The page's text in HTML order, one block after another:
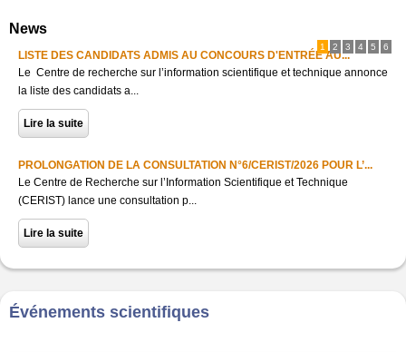
News
1 2 3 4 5 6
LISTE DES CANDIDATS ADMIS AU CONCOURS D'ENTRÉE AU...
Le Centre de recherche sur l’information scientifique et technique annonce
la liste des candidats a...
Lire la suite
PROLONGATION DE LA CONSULTATION N°6/CERIST/2026 POUR L’...
Le Centre de Recherche sur l’Information Scientifique et Technique
(CERIST) lance une consultation p...
Lire la suite
Événements scientifiques